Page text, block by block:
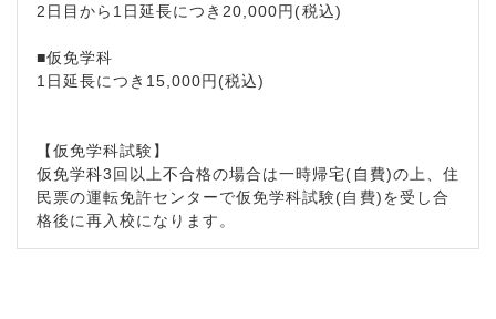
2日目から1日延長につき20,000円(税込)
■仮免学科
1日延長につき15,000円(税込)
【仮免学科試験】
仮免学科3回以上不合格の場合は一時帰宅(自費)の上、住
民票の運転免許センターで仮免学科試験(自費)を受し合
格後に再入校になります。